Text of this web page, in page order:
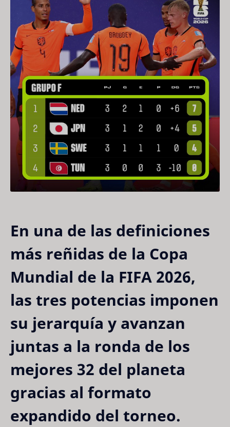
En una de las definiciones
más reñidas de la Copa
Mundial de la FIFA 2026,
las tres potencias imponen
su jerarquía y avanzan
juntas a la ronda de los
mejores 32 del planeta
gracias al formato
expandido del torneo.